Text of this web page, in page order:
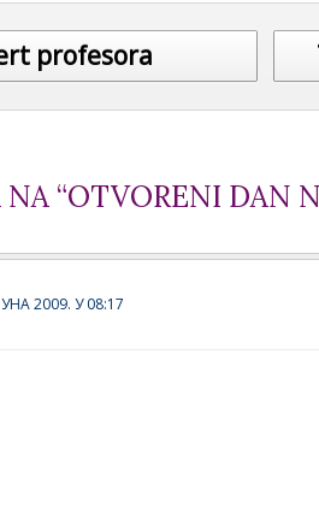
profesora
“OTVORENI DAN
2009. У 08:17